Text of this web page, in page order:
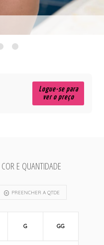
Logue-se para
ver o preço
E QUANTIDADE
PREENCHER A QTDE
G GG